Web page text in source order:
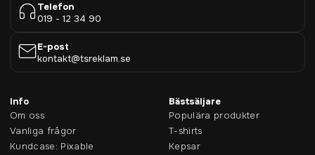
Telefon
019 - 12 34 90
E-post
kontakt@tsreklam.se
Info
Om oss
Vanliga frågor
Kundcase: Pixable
Bästsäljare
Populära produkter
T-shirts
Kepsar